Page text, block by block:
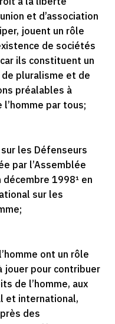
et d’association
jouent un rôle
de sociétés
ils constituent un
pluralisme et de
préalables à
par tous;
les Défenseurs
par l’Assemblée
1998¹ en
sur les
ont un rôle
pour contribuer
de l’homme, aux
et international,
des